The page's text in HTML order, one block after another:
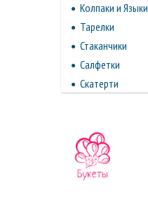
Колпаки и Языки
Тарелки
Стаканчики
Салфетки
Скатерти